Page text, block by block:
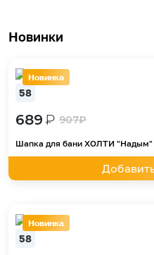
Новинки
Новинка
58
689₽ 907₽
Шапка для бани ХОЛТИ "Надым"
Новинка
58